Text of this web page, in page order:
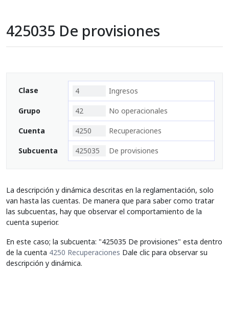
425035 De provisiones
Clase 4 Ingresos
Grupo 42 No operacionales
Cuenta 4250 Recuperaciones
Subcuenta 425035 De provisiones
La descripción y dinámica descritas en la reglamentación, solo
van hasta las cuentas. De manera que para saber como tratar
las subcuentas, hay que observar el comportamiento de la
cuenta superior.
En este caso; la subcuenta: "425035 De provisiones" esta dentro
de la cuenta 4250 Recuperaciones Dale clic para observar su
descripción y dinámica.